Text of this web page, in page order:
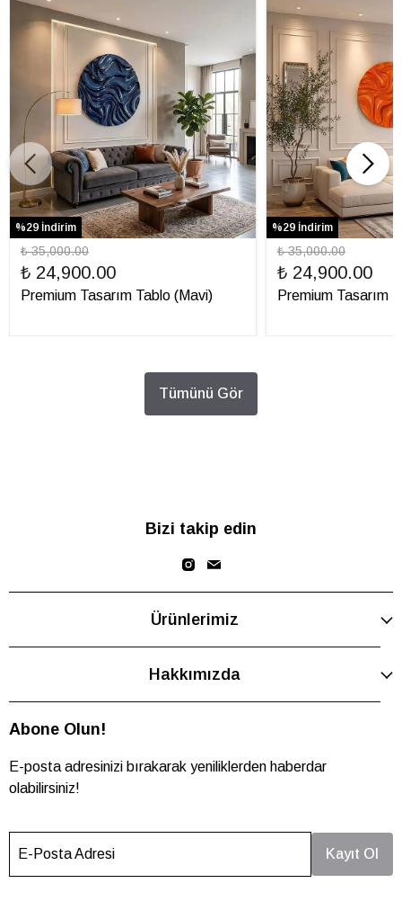
%29 İndirim
₺ 35,000.00
₺ 24,900.00
Premium Tasarım Tablo (Mavi)
%29 İndirim
₺ 35,000.00
₺ 24,900.00
Premium Tasarım
Tümünü Gör
Bizi takip edin
Ürünlerimiz
Hakkımızda
Abone Olun!
E-posta adresinizi bırakarak yeniliklerden haberdar
olabilirsiniz!
E-Posta Adresi Kayıt Ol